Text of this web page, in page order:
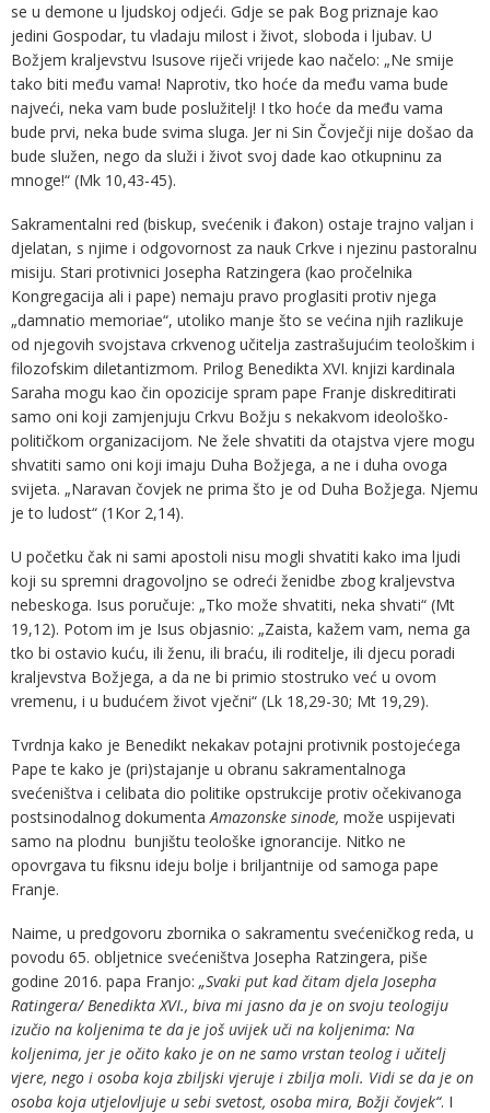
se u demone u ljudskoj odjeći. Gdje se pak Bog priznaje kao
jedini Gospodar, tu vladaju milost i život, sloboda i ljubav. U
Božjem kraljevstvu Isusove riječi vrijede kao načelo: „Ne smije
tako biti među vama! Naprotiv, tko hoće da među vama bude
najveći, neka vam bude poslužitelj! I tko hoće da među vama
bude prvi, neka bude svima sluga. Jer ni Sin Čovječji nije došao da
bude služen, nego da služi i život svoj dade kao otkupninu za
mnoge!“ (Mk 10,43-45).
Sakramentalni red (biskup, svećenik i đakon) ostaje trajno valjan i
djelatan, s njime i odgovornost za nauk Crkve i njezinu pastoralnu
misiju. Stari protivnici Josepha Ratzingera (kao pročelnika
Kongregacija ali i pape) nemaju pravo proglasiti protiv njega
„damnatio memoriae“, utoliko manje što se većina njih razlikuje
od njegovih svojstava crkvenog učitelja zastrašujućim teološkim i
filozofskim diletantizmom. Prilog Benedikta XVI. knjizi kardinala
Saraha mogu kao čin opozicije spram pape Franje diskreditirati
samo oni koji zamjenjuju Crkvu Božju s nekakvom ideološko-
političkom organizacijom. Ne žele shvatiti da otajstva vjere mogu
shvatiti samo oni koji imaju Duha Božjega, a ne i duha ovoga
svijeta. „Naravan čovjek ne prima što je od Duha Božjega. Njemu
je to ludost“ (1Kor 2,14).
U početku čak ni sami apostoli nisu mogli shvatiti kako ima ljudi
koji su spremni dragovoljno se odreći ženidbe zbog kraljevstva
nebeskoga. Isus poručuje: „Tko može shvatiti, neka shvati“ (Mt
19,12). Potom im je Isus objasnio: „Zaista, kažem vam, nema ga
tko bi ostavio kuću, ili ženu, ili braću, ili roditelje, ili djecu poradi
kraljevstva Božjega, a da ne bi primio stostruko već u ovom
vremenu, i u budućem život vječni“ (Lk 18,29-30; Mt 19,29).
Tvrdnja kako je Benedikt nekakav potajni protivnik postojećega
Pape te kako je (pri)stajanje u obranu sakramentalnoga
svećeništva i celibata dio politike opstrukcije protiv očekivanoga
postsinodalnog dokumenta Amazonske sinode, može uspijevati
samo na plodnu bunjištu teološke ignorancije. Nitko ne
opovrgava tu fiksnu ideju bolje i briljantnije od samoga pape
Franje.
Naime, u predgovoru zbornika o sakramentu svećeničkog reda, u
povodu 65. obljetnice svećeništva Josepha Ratzingera, piše
godine 2016. papa Franjo: „Svaki put kad čitam djela Josepha
Ratingera/ Benedikta XVI., biva mi jasno da je on svoju teologiju
izučio na koljenima te da je još uvijek uči na koljenima: Na
koljenima, jer je očito kako je on ne samo vrstan teolog i učitelj
vjere, nego i osoba koja zbiljski vjeruje i zbilja moli. Vidi se da je on
osoba koja utjelovljuje u sebi svetost, osoba mira, Božji čovjek“. I